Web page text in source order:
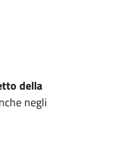
della
negli